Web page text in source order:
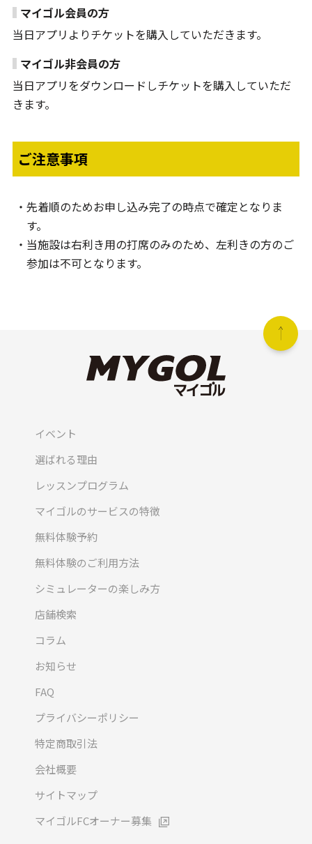
マイゴル会員の方
当日アプリよりチケットを購入していただきます。
マイゴル非会員の方
当日アプリをダウンロードしチケットを購入していただ
きます。
ご注意事項
先着順のためお申し込み完了の時点で確定となりま
す。
当施設は右利き用の打席のみのため、左利きの方のご
参加は不可となります。
イベント
選ばれる理由
レッスンプログラム
マイゴルのサービスの特徴
無料体験予約
無料体験のご利用方法
シミュレーターの楽しみ方
店舗検索
コラム
お知らせ
FAQ
プライバシーポリシー
特定商取引法
会社概要
サイトマップ
マイゴルFCオーナー募集